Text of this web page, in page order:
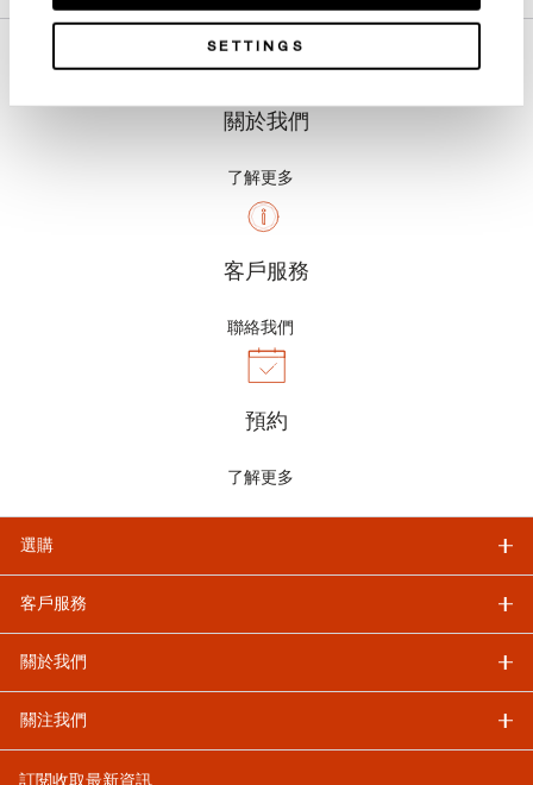
SETTINGS
關於我們
了解更多
客戶服務
聯絡我們
預約
了解更多
選購
客戶服務
關於我們
關注我們